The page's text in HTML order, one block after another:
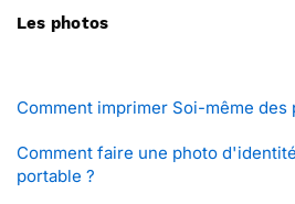
Les photos
Comment imprimer Soi-même
Comment faire une photo
portable ?